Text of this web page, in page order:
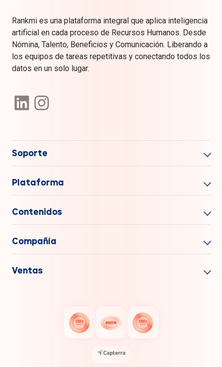
Rankmi es una plataforma integral que aplica inteligencia
artificial en cada proceso de Recursos Humanos. Desde
Nómina, Talento, Beneficios y Comunicación. Liberando a
los equipos de tareas repetitivas y conectando todos los
datos en un solo lugar.
Soporte
Plataforma
Contenidos
Compañía
Ventas